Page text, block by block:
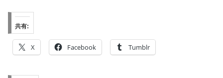
共有:
X Facebook Tumblr